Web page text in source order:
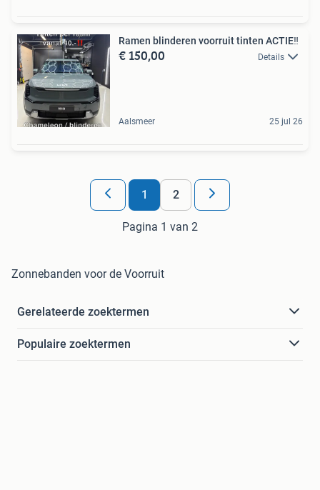
Ramen blinderen voorruit tinten ACTIE‼️
€ 150,00 Details
Aalsmeer 25 jul 26
1 2
Pagina 1 van 2
Zonnebanden voor de Voorruit
Gerelateerde zoektermen
Populaire zoektermen